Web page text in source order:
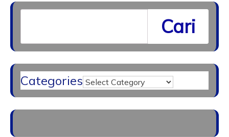
Cari
Categories